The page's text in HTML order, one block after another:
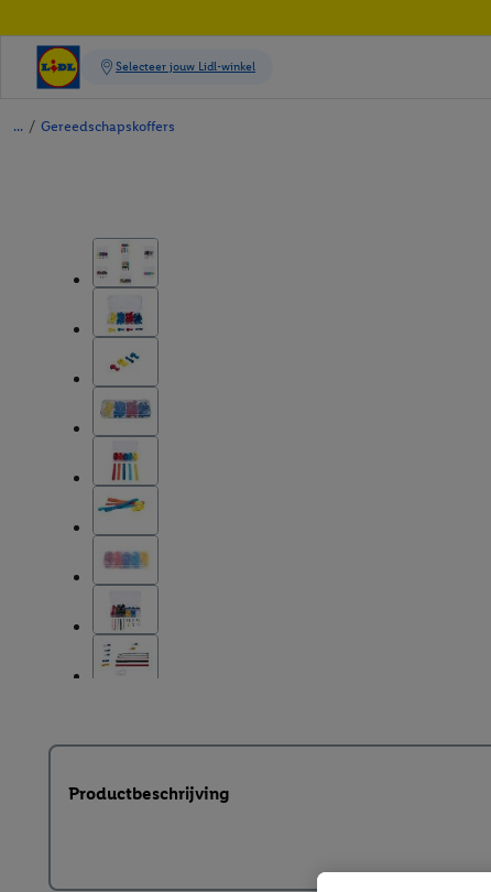
/ Gereedschapskoffers
Productbeschrijving